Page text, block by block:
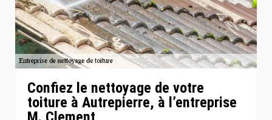
Confiez le nettoyage de votre
toiture à Autrepierre, à l’entreprise